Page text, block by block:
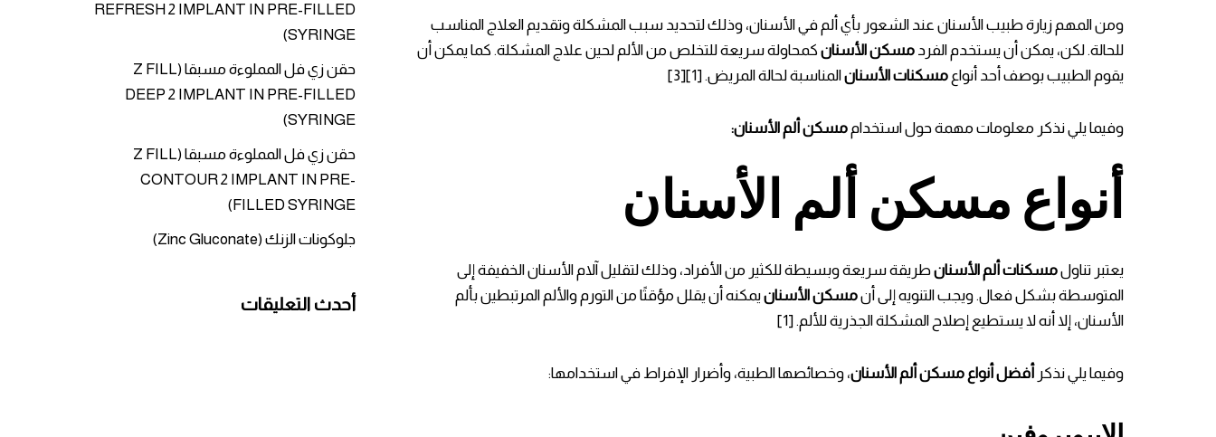
ومن المهم زيارة طبيب الأسنان عند الشعور بأي ألم في الأسنان، وذلك لتحديد سبب المشكلة وتقديم العلاج المناسب
للحالة. لكن، يمكن أن يستخدم الفرد مسكن الأسنان كمحاولة سريعة للتخلص من الألم لحين علاج المشكلة. كما يمكن أن
يقوم الطبيب بوصف أحد أنواع مسكنات الأسنانالمناسبة لحالة المريض. [1][3]
وفيما يلي نذكر معلومات مهمة حول استخدام مسكن ألم الأسنان:
أنواع مسكن ألم الأسنان
يعتبر تناولمسكنات ألم الأسنانطريقة سريعة وبسيطة للكثير من الأفراد، وذلك لتقليل آلام الأسنان الخفيفة إلى
المتوسطة بشكل فعال. ويجب التنويه إلى أنمسكن الأسنانيمكنه أن يقلل مؤقتًا من التورم والألم المرتبطين بألم
الأسنان، إلا أنه لا يستطيع إصلاح المشكلة الجذرية للألم. [1]
وفيما يلي نذكر أفضل أنواع مسكن ألم الأسنان، وخصائصها الطبية، وأضرار الإفراط في استخدامها:
REFRESH 2 IMPLANT IN PRE-FILLED
SYRINGE)
حقن زي فل المملوءة مسبقا (Z FILL
DEEP 2 IMPLANT IN PRE-FILLED
SYRINGE)
حقن زي فل المملوءة مسبقا (Z FILL
CONTOUR 2 IMPLANT IN PRE-
FILLED SYRINGE)
جلوكونات الزنك (Zinc Gluconate)
أحدث التعليقات